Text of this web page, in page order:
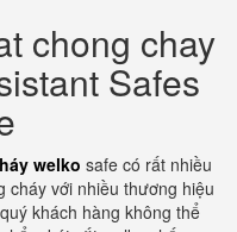
chong chay
Safes
welko safe có rất nhiều
cháy với nhiều thương hiệu
khách hàng không thể